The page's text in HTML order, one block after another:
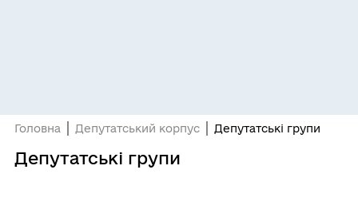
Головна Депутатський корпус Депутатські групи
Депутатські групи